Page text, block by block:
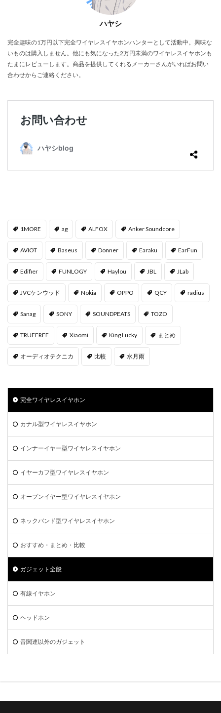
ハヤシ
完全趣味の1万円以下完全ワイヤレスイヤホンハンターとして活動中。興味な
いものは購入しません。他にも気になった2万円未満のワイヤレスイヤホンも
たまにレビューします。商品を提供してくれるメーカーさんがいればお問い
合わせからご連絡ください。
1MORE ag ALFOX Anker Soundcore
AVIOT Baseus Donner Earaku EarFun
Edifier FUNLOGY Haylou JBL JLab
JVCケンウッド Nokia OPPO QCY radius
Sanag SONY SOUNDPEATS TOZO
TRUEFREE Xiaomi ‎King Lucky まとめ
オーディオテクニカ 比較 水月雨
完全ワイヤレスイヤホン
カナル型ワイヤレスイヤホン
インナーイヤー型ワイヤレスイヤホン
イヤーカフ型ワイヤレスイヤホン
オープンイヤー型ワイヤレスイヤホン
ネックバンド型ワイヤレスイヤホン
おすすめ・まとめ・比較
ガジェット全般
有線イヤホン
ヘッドホン
音関連以外のガジェット